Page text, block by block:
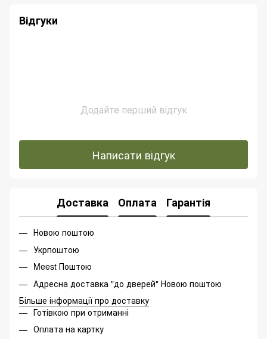
Відгуки
Додайте перший відгук
Написати відгук
Доставка Оплата Гарантія
Новою поштою
Укрпоштою
Meest Поштою
Адресна доставка "до дверей" Новою поштою
Більше інформації про доставку
Готівкою при отриманні
Оплата на картку